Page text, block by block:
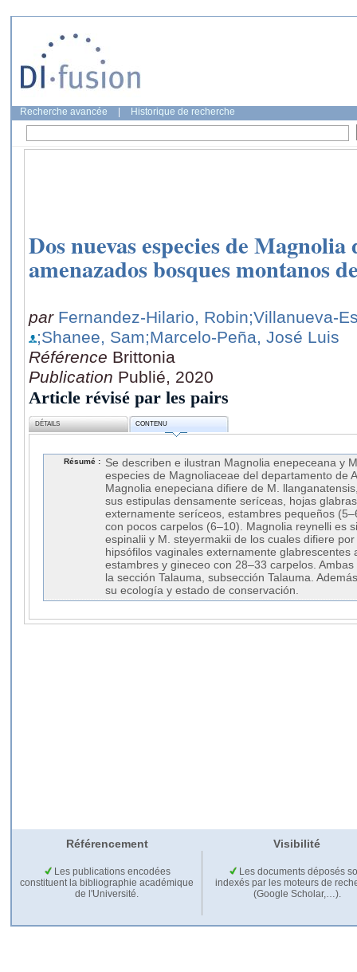
Recherche avancée Historique de recherche
Dos nuevas especies de
amenazados bosques montanos
par Fernandez-Hilario, Robin;Villanueva-
;Shanee, Sam;Marcelo-Peña, José Luis
Référence Brittonia
Publication Publié, 2020
Article révisé par les pairs
DÉTAILS CONTENU
Résumé :
Se describen e ilustran Magnolia enepeceana y
especies de Magnoliaceae del departamento de
Magnolia enepeciana difiere de M.
sus estipulas densamente seríceas, hojas
externamente seríceos, estambres pequeños
con pocos carpelos (6–10). Magnolia reynelli es
espinalii y M. steyermakii de los cuales difiere
hipsófilos vaginales externamente glabrescentes
estambres y gineceo con 28–33 carpelos.
la sección Talauma, subsección Talauma.
su ecología y estado de conservación.
Référencement Visibilité
Les publications encodées
constituent la bibliographie académique
de l'Université.
Les documents déposés
indexés par les moteurs de
(Google Scholar,…).